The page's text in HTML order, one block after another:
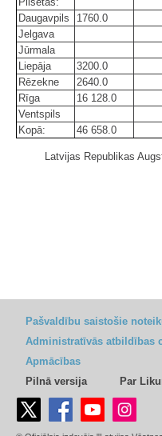
Daugavpils
1760.0
Jelgava
Jūrmala
Liepāja
3200.0
Rēzekne
2640.0
Rīga
16 128.0
Ventspils
Kopā:
46 658.0
Latvijas Republikas
Pašvaldību saistošie
Administratīvās atbildības
Apmācības
Pilnā versija
Par